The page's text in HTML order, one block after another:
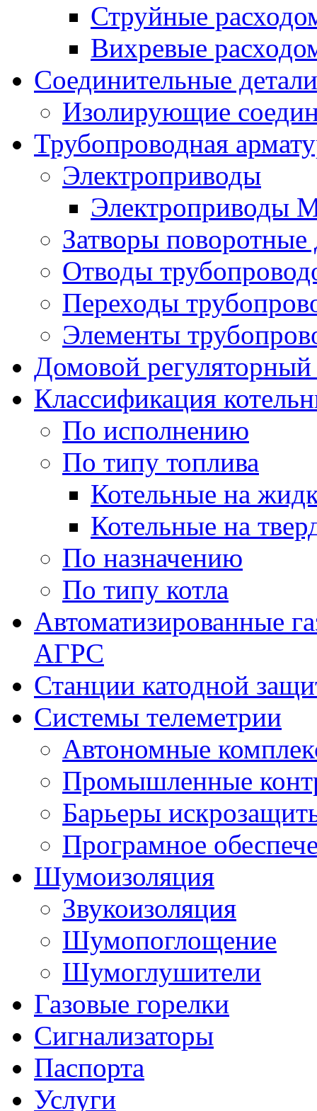
Струйные
Вихревые
Соединительные детали
Изолирующие
Трубопроводная
Электроприводы
Электроприводы
Затворы поворотные
Отводы
Переходы
Элементы
Домовой
Классификация
По исполнению
По типу топлива
Котельные на
Котельные на
По назначению
По типу котла
Автоматизированные
АГРС
Станции катодной
Системы телеметрии
Автономные
Промышленные
Барьеры
Програмное
Шумоизоляция
Звукоизоляция
Шумопоглощение
Шумоглушители
Газовые горелки
Сигнализаторы
Паспорта
Услуги